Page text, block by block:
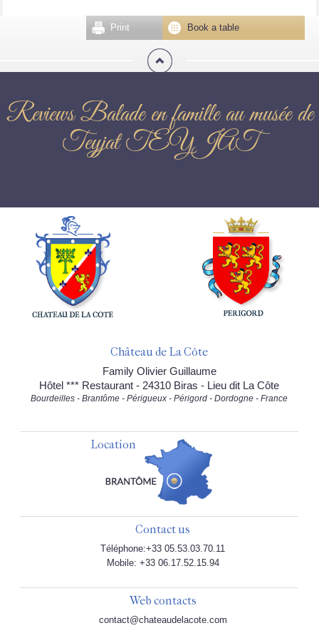
Book a table
Print
Reviews Balade en famille au musée de
Teyjat TEYJAT
Château de La Côte
Family Olivier Guillaume
Hôtel *** Restaurant - 24310 Biras - Lieu dit La Côte
Bourdeilles - Brantôme - Périgueux - Périgord - Dordogne - France
Location
Contact us
Téléphone:+33 05.53.03.70.11
Mobile: +33 06.17.52.15.94
Web contacts
contact@chateaudelacote.com